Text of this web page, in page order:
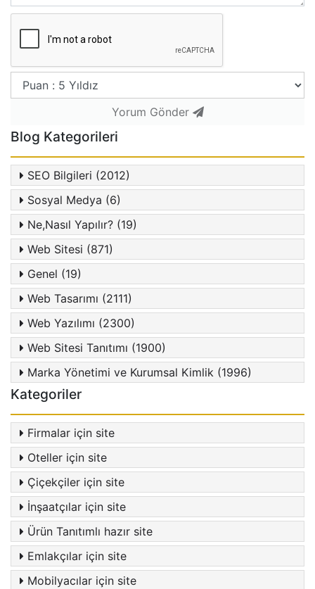
Yorum Gönder
Blog Kategorileri
SEO Bilgileri (2012)
Sosyal Medya (6)
Ne,Nasıl Yapılır? (19)
Web Sitesi (871)
Genel (19)
Web Tasarımı (2111)
Web Yazılımı (2300)
Web Sitesi Tanıtımı (1900)
Marka Yönetimi ve Kurumsal Kimlik (1996)
Kategoriler
Firmalar için site
Oteller için site
Çiçekçiler için site
İnşaatçılar için site
Ürün Tanıtımlı hazır site
Emlakçılar için site
Mobilyacılar için site